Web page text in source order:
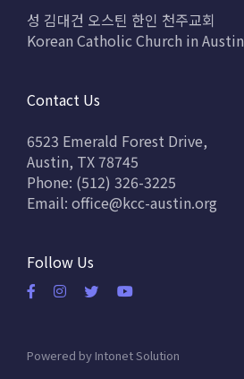
성 김대건 오스틴 한인 천주교회
Korean Catholic Church in
Contact Us
6523 Emerald Forest Drive,
Austin, TX 78745
Phone: (512) 326-3225
Email: office@kcc-austin.org
Follow Us
Powered by Intonet Solution